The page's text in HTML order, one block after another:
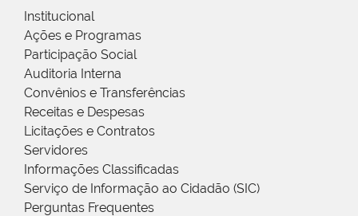
Institucional
Ações e Programas
Participação Social
Auditoria Interna
Convênios e Transferências
Receitas e Despesas
Licitações e Contratos
Servidores
Informações Classificadas
Serviço de Informação ao Cidadão (SIC)
Perguntas Frequentes